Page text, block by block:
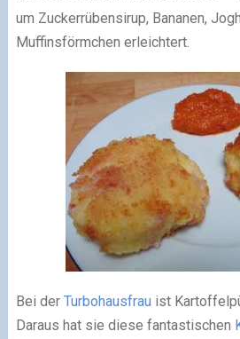
um Zuckerrübensirup, Bananen,
Muffinsförmchen erleichtert.
Bei der Turbohausfrau ist
Daraus hat sie diese fantastischen